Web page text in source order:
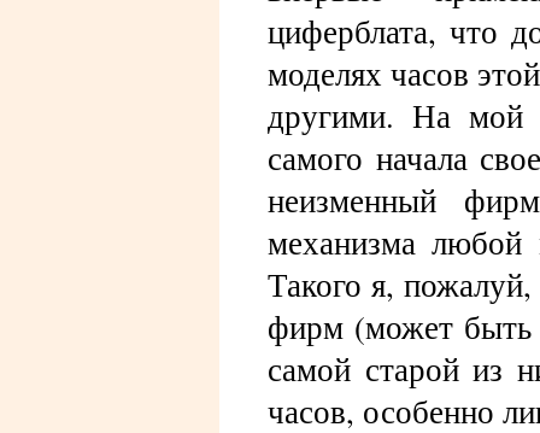
циферблата, что
моделях часов
другими. На мой
самого начала
неизменный
механизма любой
Такого я,
фирм (может быть
самой старой из
часов, особенно